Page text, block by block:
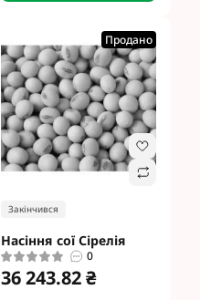
Продано
Закінчився
Насіння сої Сірелія
0
36 243.82 ₴